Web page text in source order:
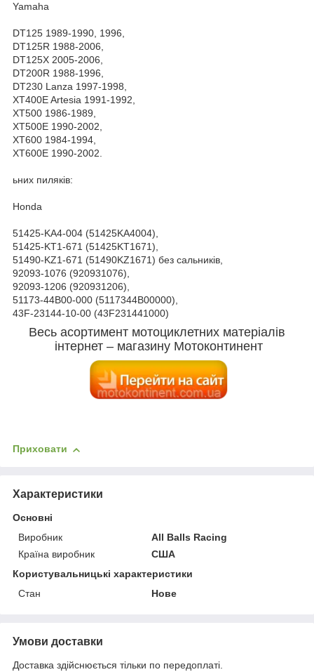
Yamaha
DT125 1989-1990, 1996,
DT125R 1988-2006,
DT125X 2005-2006,
DT200R 1988-1996,
DT230 Lanza 1997-1998,
XT400E Artesia 1991-1992,
XT500 1986-1989,
XT500E 1990-2002,
XT600 1984-1994,
XT600E 1990-2002.
ьних пиляків:
Honda
51425-KA4-004 (51425KA4004),
51425-KT1-671 (51425KT1671),
51490-KZ1-671 (51490KZ1671) без сальників,
92093-1076 (920931076),
92093-1206 (920931206),
51173-44B00-000 (5117344B00000),
43F-23144-10-00 (43F231441000)
Весь асортимент мотоциклетних матеріалів
інтернет – магазину Мотоконтинент
Приховати
Характеристики
Основні
Виробник
All Balls Racing
Країна виробник
США
Користувальницькі характеристики
Стан
Нове
Умови доставки
Доставка здійснюється тільки по передоплаті.